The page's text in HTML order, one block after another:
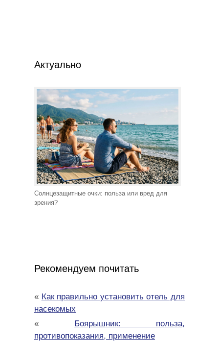
Актуально
Солнцезащитные очки: польза или вред для
зрения?
Рекомендуем почитать
« Как правильно установить отель для
насекомых
« Боярышник: польза,
противопоказания, применение